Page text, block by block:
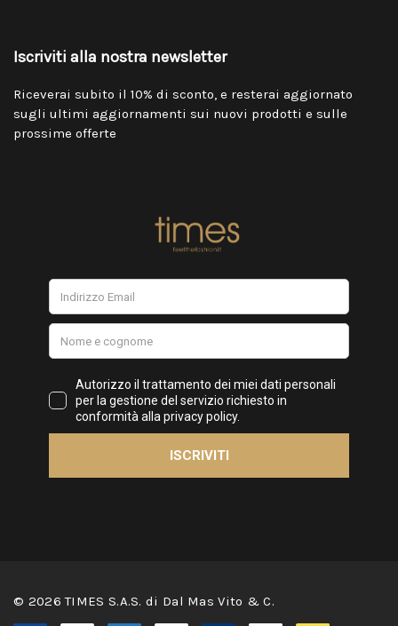
Iscriviti alla nostra newsletter
Riceverai subito il 10% di sconto, e resterai aggiornato
sugli ultimi aggiornamenti sui nuovi prodotti e sulle
prossime offerte
© 2026 TIMES S.A.S. di Dal Mas Vito & C.